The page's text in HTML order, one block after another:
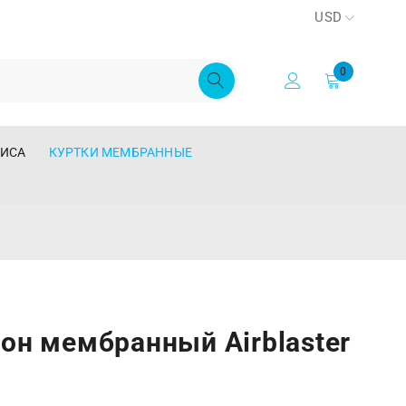
USD
0
КУРТКИ МЕМБРАННЫЕ
мембранный Airblaster